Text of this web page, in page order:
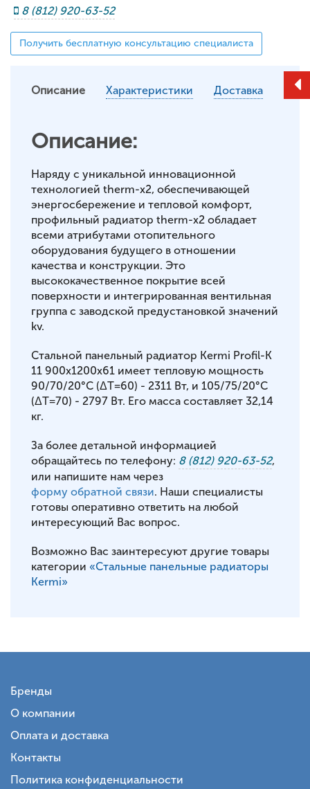
8 (812) 920-63-52
Получить бесплатную консультацию специалиста
Описание Характеристики Доставка
Описание:
Наряду с уникальной инновационной
технологией therm-x2, обеспечивающей
энергосбережение и тепловой комфорт,
профильный радиатор therm-x2 обладает
всеми атрибутами отопительного
оборудования будущего в отношении
качества и конструкции. Это
высококачественное покрытие всей
поверхности и интегрированная вентильная
группа с заводской предустановкой значений
kv.
Стальной панельный радиатор Kermi Profil-K
11 900x1200x61 имеет тепловую мощность
90/70/20°С (ΔT=60) - 2311 Вт, и 105/75/20°С
(ΔT=70) - 2797 Вт. Его масса составляет 32,14
кг.
За более детальной информацией
обращайтесь по телефону: 8 (812) 920-63-52,
или напишите нам через
форму обратной связи. Наши специалисты
готовы оперативно ответить на любой
интересующий Вас вопрос.
Возможно Вас заинтересуют другие товары
категории «Стальные панельные радиаторы
Kermi»
Бренды
О компании
Оплата и доставка
Контакты
Политика конфиденциальности